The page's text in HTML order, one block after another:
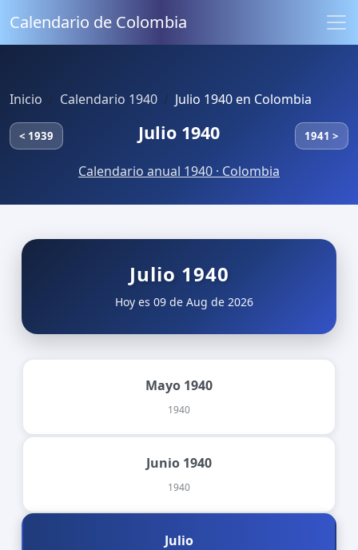
Calendario de Colombia
Inicio Calendario 1940 Julio 1940 en Colombia
< 1939 Julio 1940 1941 >
Calendario anual 1940 · Colombia
Julio 1940
Hoy es 09 de Aug de 2026
Mayo 1940
1940
Junio 1940
1940
Julio